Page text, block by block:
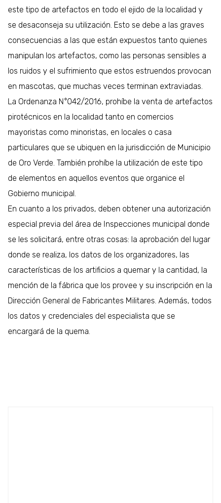
este tipo de artefactos en todo el ejido de la localidad y
se desaconseja su utilización. Esto se debe a las graves
consecuencias a las que están expuestos tanto quienes
manipulan los artefactos, como las personas sensibles a
los ruidos y el sufrimiento que estos estruendos provocan
en mascotas, que muchas veces terminan extraviadas.
La Ordenanza N°042/2016, prohíbe la venta de artefactos
pirotécnicos en la localidad tanto en comercios
mayoristas como minoristas, en locales o casa
particulares que se ubiquen en la jurisdicción de Municipio
de Oro Verde. También prohíbe la utilización de este tipo
de elementos en aquellos eventos que organice el
Gobierno municipal.
En cuanto a los privados, deben obtener una autorización
especial previa del área de Inspecciones municipal donde
se les solicitará, entre otras cosas: la aprobación del lugar
donde se realiza, los datos de los organizadores, las
características de los artificios a quemar y la cantidad, la
mención de la fábrica que los provee y su inscripción en la
Dirección General de Fabricantes Militares. Además, todos
los datos y credenciales del especialista que se
encargará de la quema.